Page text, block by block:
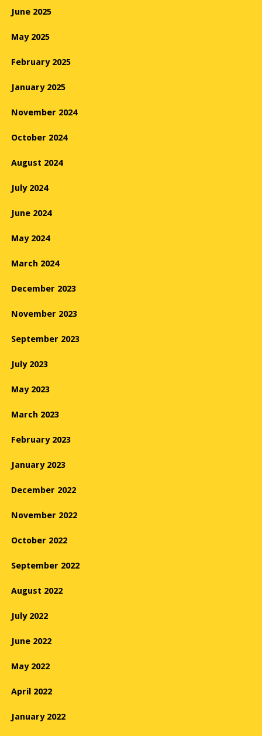
June 2025
May 2025
February 2025
January 2025
November 2024
October 2024
August 2024
July 2024
June 2024
May 2024
March 2024
December 2023
November 2023
September 2023
July 2023
May 2023
March 2023
February 2023
January 2023
December 2022
November 2022
October 2022
September 2022
August 2022
July 2022
June 2022
May 2022
April 2022
January 2022